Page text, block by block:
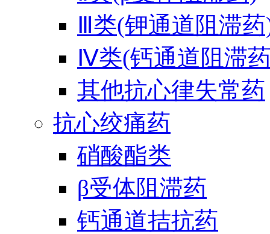
Ⅲ类(钾通道阻滞
Ⅳ类(钙通道阻滞
其他抗心律失常药
抗心绞痛药
硝酸酯类
β受体阻滞药
钙通道拮抗药